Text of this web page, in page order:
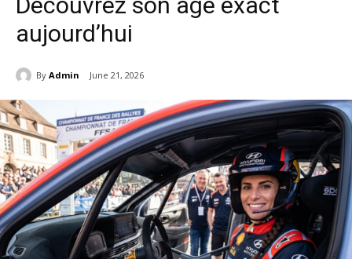
aujourd’hui
By Admin June 21, 2026